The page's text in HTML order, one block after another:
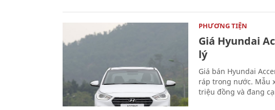
PHƯƠNG TIỆN
Giá Hyundai
lý
Giá bán Hyundai
ráp trong nước. Mẫu
triệu đồng và đang